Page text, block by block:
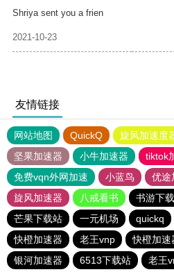
Shriya sent you a frien
2021-10-23
友情链接
网站地图 QuickQ 旋风加速度
坚果加速器
小牛加速器 tiktok
免费vqn外网加速
小蓝鸟 优途
旋风加速器
八戒看书 书游下
芒果下载站
一元机场 quickq
快橙加速器
老王vnp 快橙加速
银河加速器
6513下载站 老王